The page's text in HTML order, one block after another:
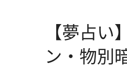
【夢占
ン・物別